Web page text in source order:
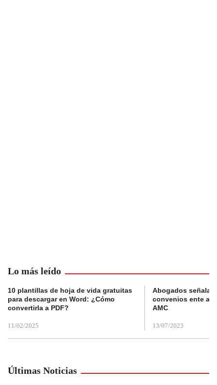
Lo más leído
10 plantillas de hoja de vida gratuitas
para descargar en Word: ¿Cómo
convertirla a PDF?
11/02/2025
Abogados
convenios ente
AMC
13/07/2023
Últimas Noticias